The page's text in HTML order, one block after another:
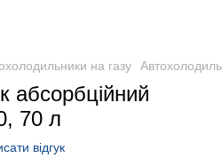
на газу
абсорбційний
70 л
відгук